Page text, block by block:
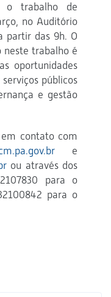
o trabalho de
no Auditório
partir das 9h. O
neste trabalho é
oportunidades
públicos
e gestão
contato com
e
ou através dos
para o
para o